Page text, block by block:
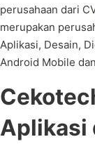
perusahaan dari
merupakan
Aplikasi, Desain,
Android Mobile
Aplikasi